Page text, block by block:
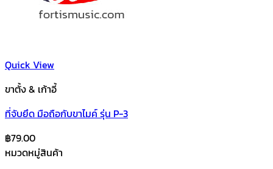
Quick View
ขาตั้ง & เก้าอี้
ที่จับยึด มือถือกับขาไมค์ รุ่น P-3
฿79.00
หมวดหมู่สินค้า